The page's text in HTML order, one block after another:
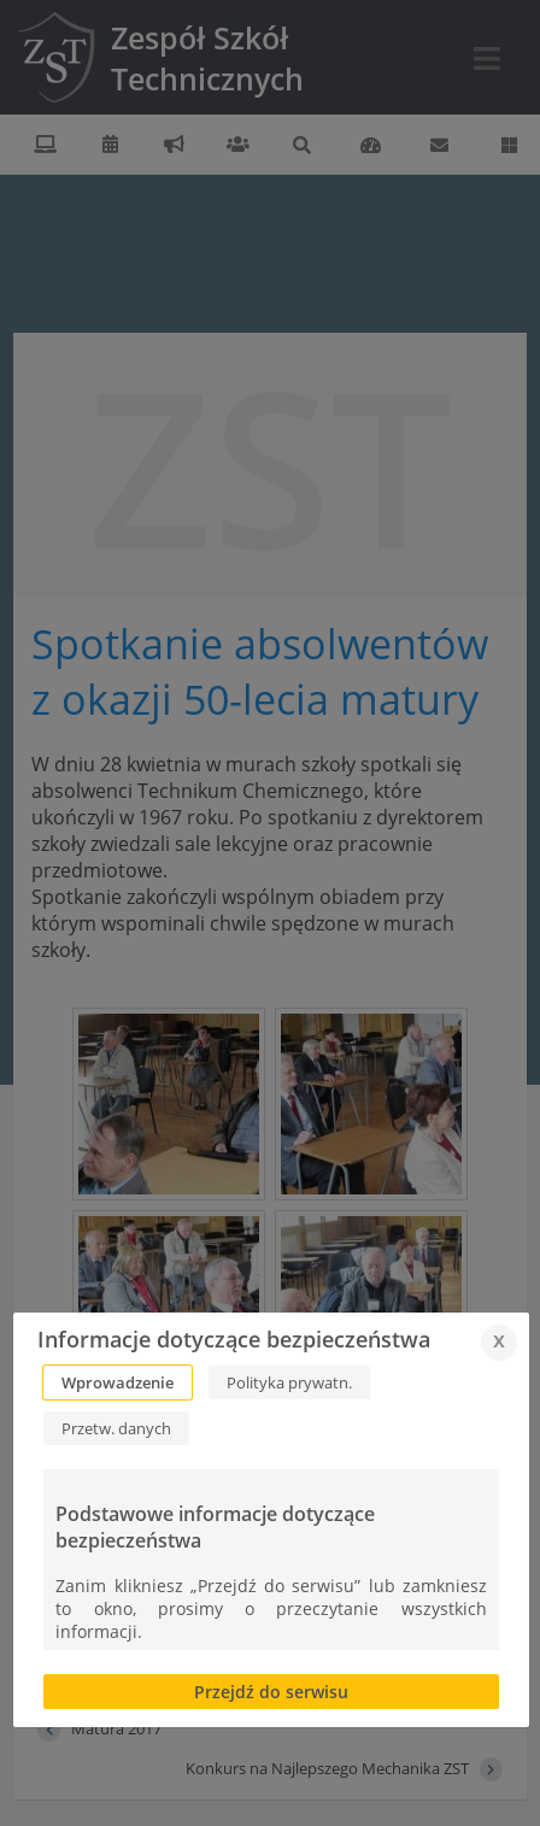
Zespół Szkół
Technicznych
Spotkanie absolwentów
z okazji 50-lecia matury
W dniu 28 kwietnia w murach szkoły spotkali się
absolwenci Technikum Chemicznego, które
ukończyli w 1967 roku. Po spotkaniu z dyrektorem
szkoły zwiedzali sale lekcyjne oraz pracownie
przedmiotowe.
Spotkanie zakończyli wspólnym obiadem przy
którym wspominali chwile spędzone w murach
szkoły.
” order_by=”sortorder” order_direction=”ASC”
returns=”included” maximum_entity_count=”500″]
Matura 2017
Konkurs na Najlepszego Mechanika ZST
Informacje dotyczące bezpieczeństwa x
Wprowadzenie Polityka prywatn.
Przetw. danych
Podstawowe informacje dotyczące
bezpieczeństwa
Zanim klikniesz „Przejdź do serwisu” lub zamkniesz
to okno, prosimy o przeczytanie wszystkich
informacji.
Brak zgody bądź ograniczenie funkcjonalności plików
cookies lub local storage, może utrudnić lub
uniemożliwić korzystanie z Serwisu.
przetwarzania danych osobowych dostępne są cały
Przejdź do serwisu